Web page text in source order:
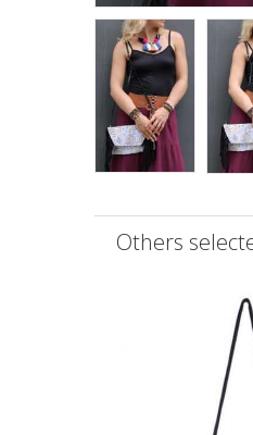
Others